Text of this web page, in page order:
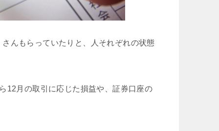
んもらっていたりと、人それぞれの状態
12月の取引に応じた損益や、証券口座の